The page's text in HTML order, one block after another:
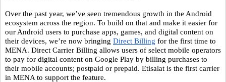
Over the past year, we’ve seen tremendous growth in the Android
ecosystem across the region. To build on that and make it easier for
our Android users to purchase apps, games, and digital content on
their devices, we’re now bringing Direct Billing for the first time to
MENA. Direct Carrier Billing allows users of select mobile operators
to pay for digital content on Google Play by billing purchases to
their mobile accounts; postpaid or prepaid. Etisalat is the first carrier
in MENA to support the feature.